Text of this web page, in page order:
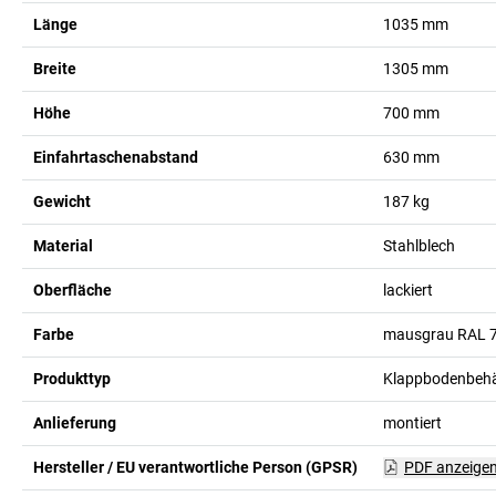
Länge 1035 mm
Breite 1305 mm
Höhe 700 mm
Einfahrtaschenabstand 630 mm
Gewicht 187 kg
Material Stahlblech
Oberfläche lackiert
Farbe mausgrau RAL
Produkttyp
Anlieferung montiert
Hersteller / EU verantwortliche Person (GPSR) PDF anzeigen